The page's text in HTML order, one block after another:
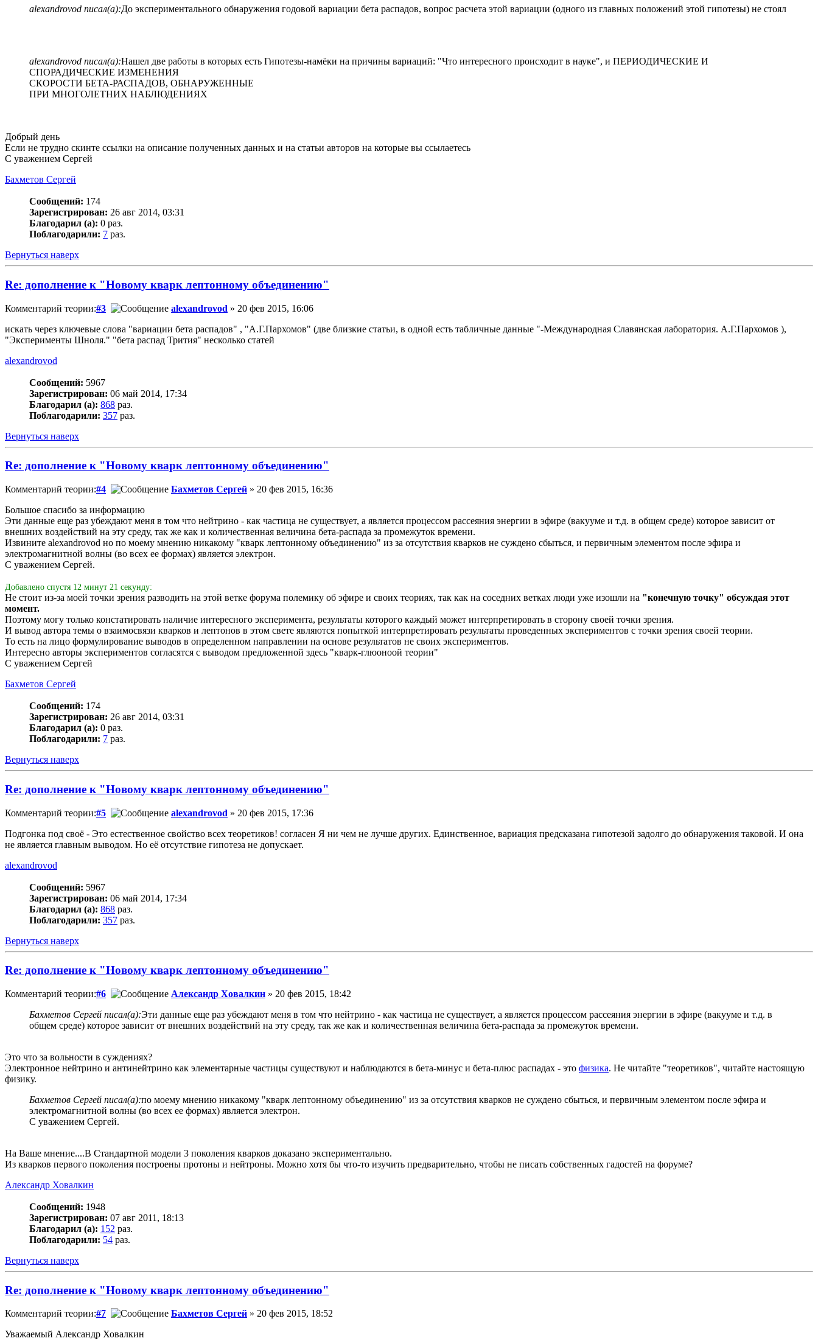
alexandrovod писал(а):До экспериментального обнаружения годовой вариации бета распадов, вопрос расчета этой вариации (одного из главных положений этой гипотезы) не стоял
alexandrovod писал(а):Нашел две работы в которых есть Гипотезы-намёки на причины вариаций: "Что интересного происходит в науке", и ПЕРИОДИЧЕСКИЕ И
СПОРАДИЧЕСКИЕ ИЗМЕНЕНИЯ
СКОРОСТИ БЕТА-РАСПАДОВ, ОБНАРУЖЕННЫЕ
ПРИ МНОГОЛЕТНИХ НАБЛЮДЕНИЯХ
Добрый день
Если не трудно скинте ссылки на описание полученных данных и на статьи авторов на которые вы ссылаетесь
С уважением Сергей
Бахметов Сергей
Сообщений: 174
Зарегистрирован: 26 авг 2014, 03:31
Благодарил (а): 0 раз.
Поблагодарили: 7 раз.
Вернуться наверх
Re: дополнение к "Новому кварк лептонному объединению"
Комментарий теории:#3 alexandrovod » 20 фев 2015, 16:06
искать через ключевые слова "вариации бета распадов" , "А.Г.Пархомов" (две близкие статьи, в одной есть табличные данные "-Международная Славянская лаборатория. А.Г.Пархомов ),
"Эксперименты Шноля." "бета распад Трития" несколько статей
alexandrovod
Сообщений: 5967
Зарегистрирован: 06 май 2014, 17:34
Благодарил (а): 868 раз.
Поблагодарили: 357 раз.
Вернуться наверх
Re: дополнение к "Новому кварк лептонному объединению"
Комментарий теории:#4 Бахметов Сергей » 20 фев 2015, 16:36
Большое спасибо за информацию
Эти данные еще раз убеждают меня в том что нейтрино - как частица не существует, а является процессом рассеяния энергии в эфире (вакууме и т.д. в общем среде) которое зависит от
внешних воздействий на эту среду, так же как и количественная величина бета-распада за промежуток времени.
Извините alexandrovod но по моему мнению никакому "кварк лептонному объединению" из за отсутствия кварков не суждено сбыться, и первичным элементом после эфира и
электромагнитной волны (во всех ее формах) является электрон.
С уважением Сергей.
Добавлено спустя 12 минут 21 секунду:
Не стоит из-за моей точки зрения разводить на этой ветке форума полемику об эфире и своих теориях, так как на соседних ветках люди уже изошли на "конечную точку" обсуждая этот
момент.
Поэтому могу только констатировать наличие интересного эксперимента, результаты которого каждый может интерпретировать в сторону своей точки зрения.
И вывод автора темы о взаимосвязи кварков и лептонов в этом свете являются попыткой интерпретировать результаты проведенных экспериментов с точки зрения своей теории.
То есть на лицо формулирование выводов в определенном направлении на основе результатов не своих экспериментов.
Интересно авторы экспериментов согласятся с выводом предложенной здесь "кварк-глюоноой теории"
С уважением Сергей
Бахметов Сергей
Сообщений: 174
Зарегистрирован: 26 авг 2014, 03:31
Благодарил (а): 0 раз.
Поблагодарили: 7 раз.
Вернуться наверх
Re: дополнение к "Новому кварк лептонному объединению"
Комментарий теории:#5 alexandrovod » 20 фев 2015, 17:36
Подгонка под своё - Это естественное свойство всех теоретиков! согласен Я ни чем не лучше других. Единственное, вариация предсказана гипотезой задолго до обнаружения таковой. И она
не является главным выводом. Но её отсутствие гипотеза не допускает.
alexandrovod
Сообщений: 5967
Зарегистрирован: 06 май 2014, 17:34
Благодарил (а): 868 раз.
Поблагодарили: 357 раз.
Вернуться наверх
Re: дополнение к "Новому кварк лептонному объединению"
Комментарий теории:#6 Александр Ховалкин » 20 фев 2015, 18:42
Бахметов Сергей писал(а):Эти данные еще раз убеждают меня в том что нейтрино - как частица не существует, а является процессом рассеяния энергии в эфире (вакууме и т.д. в
общем среде) которое зависит от внешних воздействий на эту среду, так же как и количественная величина бета-распада за промежуток времени.
Это что за вольности в суждениях?
Электронное нейтрино и антинейтрино как элементарные частицы существуют и наблюдаются в бета-минус и бета-плюс распадах - это физика. Не читайте "теоретиков", читайте настоящую
физику.
Бахметов Сергей писал(а):по моему мнению никакому "кварк лептонному объединению" из за отсутствия кварков не суждено сбыться, и первичным элементом после эфира и
электромагнитной волны (во всех ее формах) является электрон.
С уважением Сергей.
На Ваше мнение....В Стандартной модели 3 поколения кварков доказано экспериментально.
Из кварков первого поколения построены протоны и нейтроны. Можно хотя бы что-то изучить предварительно, чтобы не писать собственных гадостей на форуме?
Александр Ховалкин
Сообщений: 1948
Зарегистрирован: 07 авг 2011, 18:13
Благодарил (а): 152 раз.
Поблагодарили: 54 раз.
Вернуться наверх
Re: дополнение к "Новому кварк лептонному объединению"
Комментарий теории:#7 Бахметов Сергей » 20 фев 2015, 18:52
Уважаемый Александр Ховалкин